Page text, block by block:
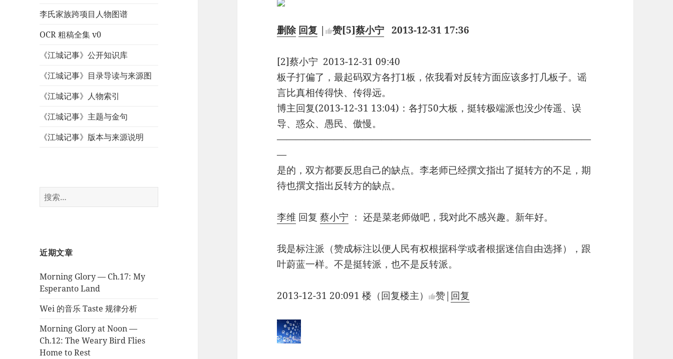
李氏家族跨项目人物图谱
OCR 粗稿全集 v0
《江城记事》公开知识库
《江城记事》目录导读与来源图
《江城记事》人物索引
《江城记事》主题与金句
《江城记事》版本与来源说明
搜
索：
近期文章
Morning Glory — Ch.17: My
Esperanto Land
Wei 的音乐 Taste 规律分析
Morning Glory at Noon —
Ch.12: The Weary Bird Flies
Home to Rest
删除 回复 | 赞[5]蔡小宁 2013-12-31 17:36
[2]蔡小宁 2013-12-31 09:40
板子打偏了，最起码双方各打1板，依我看对反转方面应该多打几板子。谣
言比真相传得快、传得远。
博主回复(2013-12-31 13:04)：各打50大板，挺转极端派也没少传遥、误
导、惑众、愚民、傲慢。
—————————————————————————————————
—
是的，双方都要反思自己的缺点。李老师已经撰文指出了挺转方的不足，期
待也撰文指出反转方的缺点。
李维 回复蔡小宁 ：还是菜老师做吧，我对此不感兴趣。新年好。
我是标注派（赞成标注以便人民有权根据科学或者根据迷信自由选择），跟
叶蔚蓝一样。不是挺转派，也不是反转派。
2013-12-31 20:091 楼（回复楼主） 赞| 回复